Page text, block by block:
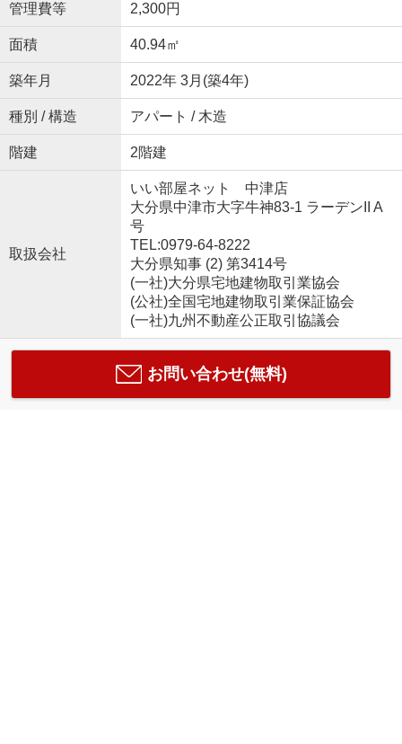
管理費等 2,300円
面積 40.94㎡
築年月 2022年 3月(築4年)
種別 / 構造 アパート / 木造
階建 2階建
取扱会社
いい部屋ネット 中津店
大分県中津市大字牛神83-1 ラーデンII A
号
TEL:0979-64-8222
大分県知事 (2) 第3414号
(一社)大分県宅地建物取引業協会
(公社)全国宅地建物取引業保証協会
(一社)九州不動産公正取引協議会
お問い合わせ(無料)